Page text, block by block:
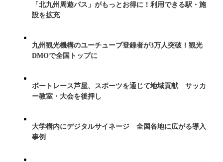
「北九州周遊パス」がもっとお得に！利用できる駅・施
設を拡充
九州観光機構のユーチューブ登録者が3万人突破！観光
DMOで全国トップに
ボートレース芦屋、スポーツを通じて地域貢献 サッカ
ー教室・大会を後押し
大学構内にデジタルサイネージ 全国各地に広がる導入
事例